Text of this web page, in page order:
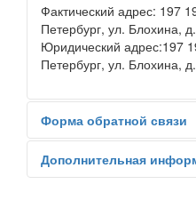
Фактический адрес: 197
Петербург, ул. Блохина,
Юридический адрес:197
Петербург, ул. Блохина,
Форма обратной связи
Дополнительная